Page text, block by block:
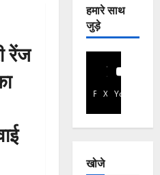
रेंज
हमारे साथ
जुड़े
Facebook
X YouTube
खोजे